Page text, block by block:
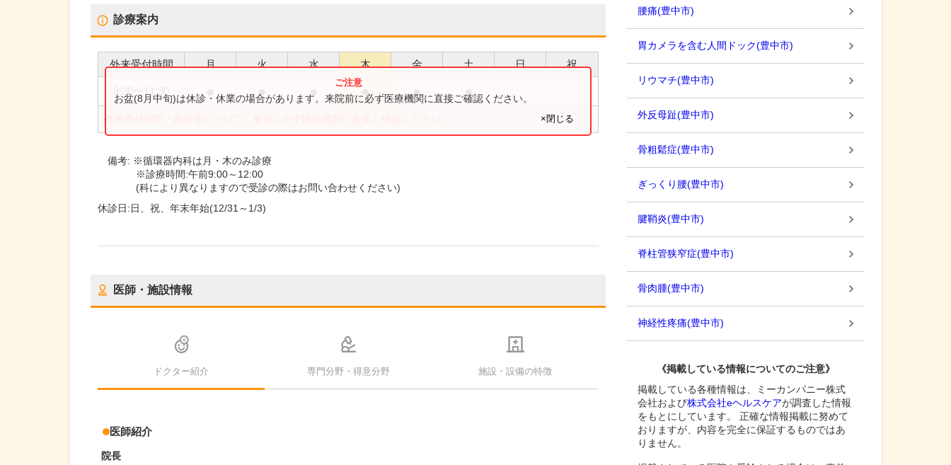
診療案内
外来受付時間 月 火 水 木 金 土 日 祝
8:30 11:30 ● ● ● ● ●
外来受付時間・内容等について、事前に必ず医療機関に直接ご確認ください。
お盆(8月中旬)は休診・休業の場合があります。来院前に必ず医療機関に直接ご確認ください。
×閉じる
備考: ※循環器内科は月・木のみ診療
※診療時間:午前9:00～12:00
(科により異なりますので受診の際はお問い合わせください)
休診日:日、祝、年末年始(12/31～1/3)
医師・施設情報
ドクター紹介 専門分野・得意分野 施設・設備の特徴
医師紹介
院長
腰痛(豊中市)
胃カメラを含む人間ドック(豊中市)
リウマチ(豊中市)
外反母趾(豊中市)
骨粗鬆症(豊中市)
ぎっくり腰(豊中市)
腱鞘炎(豊中市)
脊柱管狭窄症(豊中市)
骨肉腫(豊中市)
神経性疼痛(豊中市)
《掲載している情報についてのご注意》
掲載している各種情報は、ミーカンパニー株式
会社および株式会社eヘルスケアが調査した情報
をもとにしています。 正確な情報掲載に努めて
おりますが、内容を完全に保証するものではあ
りません。